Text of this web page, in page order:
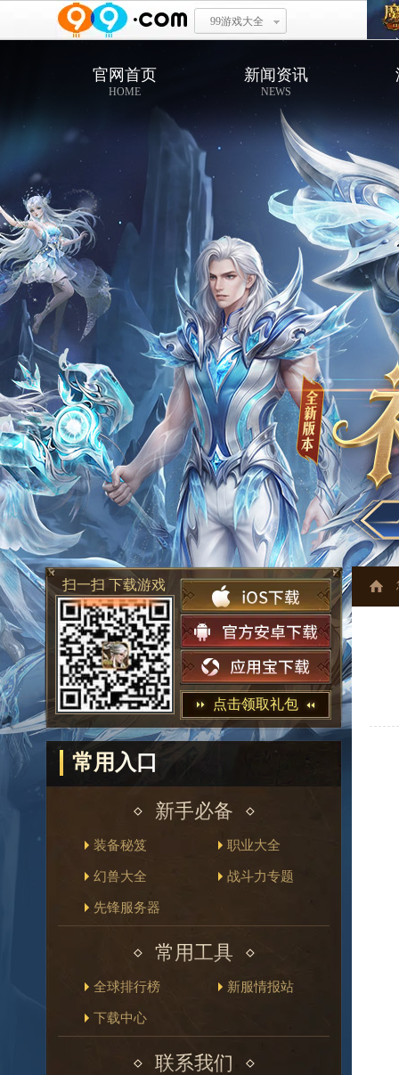
99游戏大全
官网首页
HOME
新闻资讯
NEWS
扫一扫 下载游戏
点击领取礼包
常用入口
新手必备
装备秘笈 职业大全
幻兽大全 战斗力专题
先锋服务器
常用工具
全球排行榜 新服情报站
下载中心
联系我们